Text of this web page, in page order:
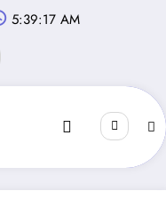
5:39:17 AM